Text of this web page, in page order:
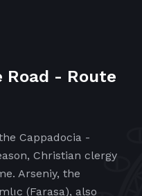
Road - Route
Cappadocia -
Christian clergy
Arseniy, the
(Farasa), also